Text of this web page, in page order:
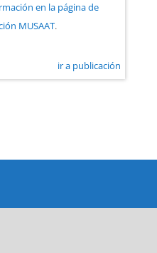
en la página de
MUSAAT.
ir a publicación